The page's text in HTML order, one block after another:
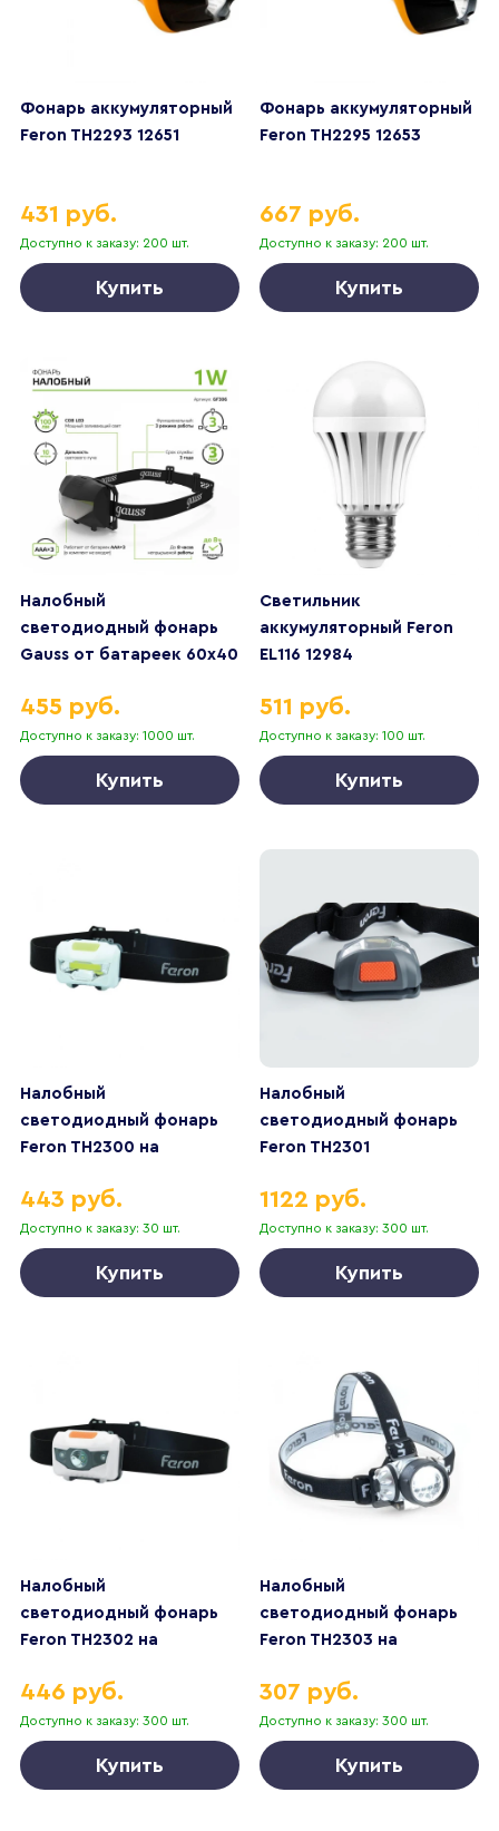
Фонарь аккумуляторный
Feron TH2293 12651
Доступно к заказу: 200 шт.
431 руб.
Купить
Фонарь аккумуляторный
Feron TH2295 12653
Доступно к заказу: 200 шт.
667 руб.
Купить
Налобный
светодиодный фонарь
Gauss от батареек 60х40
Доступно к заказу: 1000 шт.
455 руб.
Купить
Светильник
аккумуляторный Feron
EL116 12984
Доступно к заказу: 100 шт.
511 руб.
Купить
Налобный
светодиодный фонарь
Feron TH2300 на
41679
Доступно к заказу: 30 шт.
443 руб.
Купить
Налобный
светодиодный фонарь
Feron TH2301
120 лм 41680
Доступно к заказу: 300 шт.
1122 руб.
Купить
Налобный
светодиодный фонарь
Feron TH2302 на
41681
Доступно к заказу: 300 шт.
446 руб.
Купить
Налобный
светодиодный фонарь
Feron TH2303 на
41707
Доступно к заказу: 300 шт.
307 руб.
Купить